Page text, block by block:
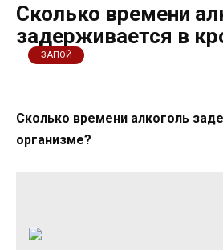
Сколько времени
задерживается в
ЗАПОЙ
Сколько времени алкоголь
организме?